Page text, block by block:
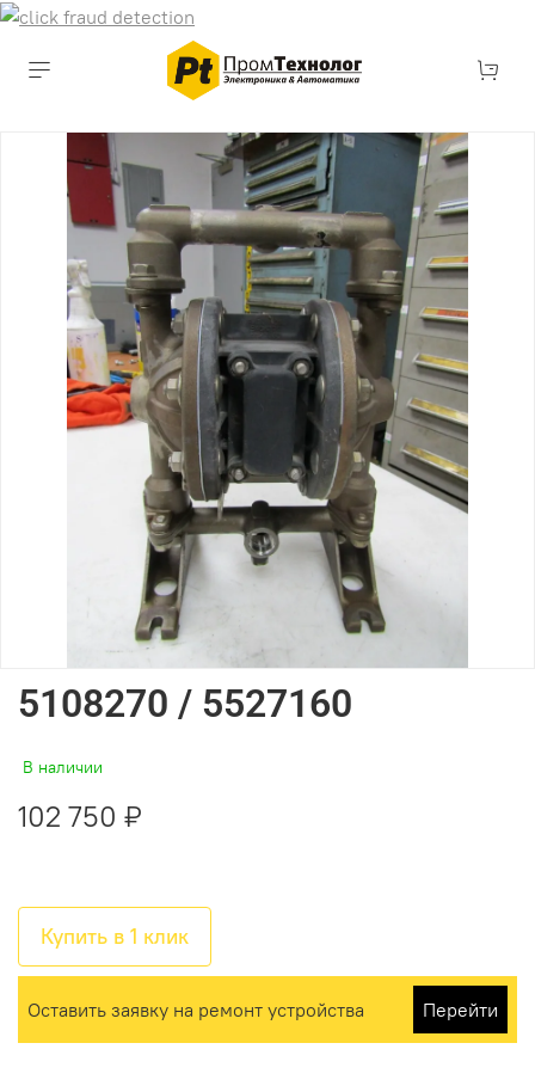
5108270 / 5527160
В наличии
102 750 ₽
Купить в 1 клик
Оставить заявку на ремонт устройства Перейти